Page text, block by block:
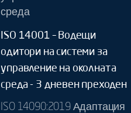
среда
ISO 14001 – Водещи
одитори на системи за
управление на околната
среда - 3 дневен преходен
ISO 14090:2019 Адаптация